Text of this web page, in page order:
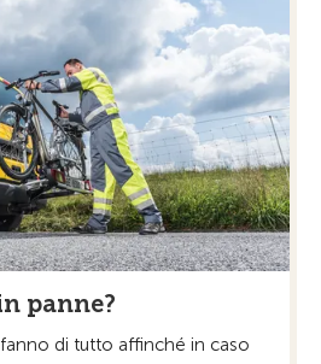
panne?
di tutto affinché in caso